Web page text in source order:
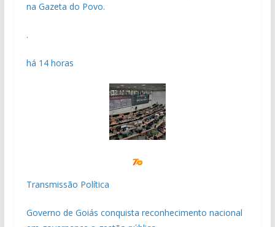
na Gazeta do Povo.
.
há 14 horas
Transmissão Política
Governo de Goiás conquista reconhecimento nacional